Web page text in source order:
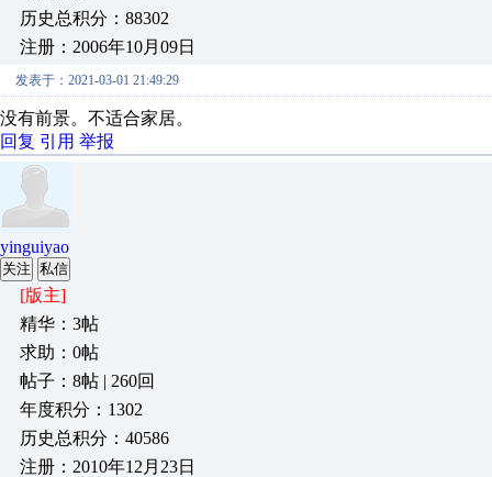
历史总积分：88302
注册：2006年10月09日
发表于：2021-03-01 21:49:29
没有前景。不适合家居。
回复 引用 举报
yinguiyao
关注 私信
[版主]
精华：3帖
求助：0帖
帖子：8帖 | 260回
年度积分：1302
历史总积分：40586
注册：2010年12月23日